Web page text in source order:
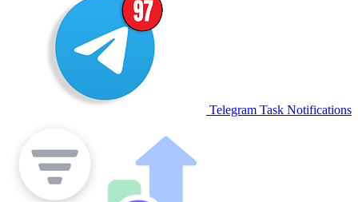
Telegram Task Notifications